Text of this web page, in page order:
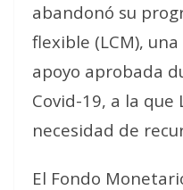
abandonó su
flexible (LCM),
apoyo aprobada
Covid-19, a la que
necesidad de
El Fondo